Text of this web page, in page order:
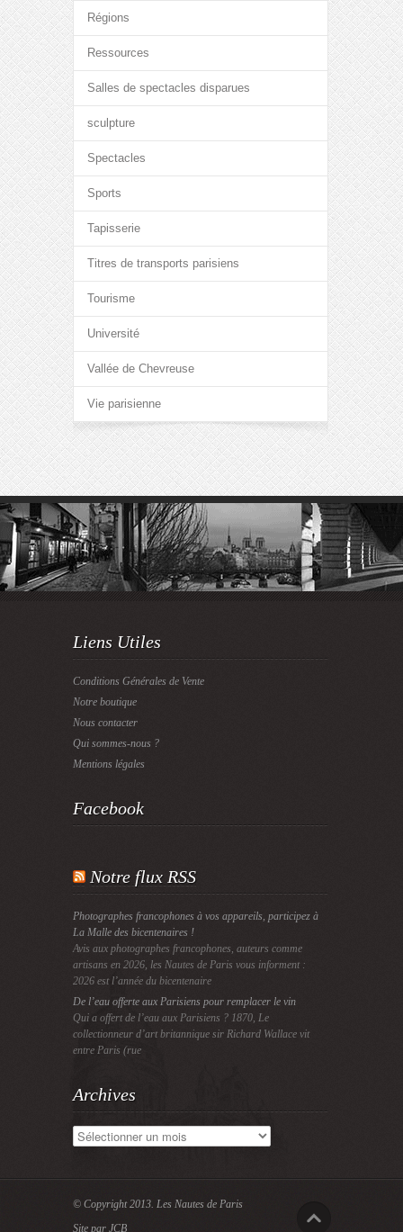
Régions
Ressources
Salles de spectacles disparues
sculpture
Spectacles
Sports
Tapisserie
Titres de transports parisiens
Tourisme
Université
Vallée de Chevreuse
Vie parisienne
Liens Utiles
Conditions Générales de Vente
Notre boutique
Nous contacter
Qui sommes-nous ?
Mentions légales
Facebook
Notre flux RSS
Photographes francophones à vos appareils, participez à
La Malle des bicentenaires !
Avis aux photographes francophones, auteurs comme
artisans en 2026, les Nautes de Paris vous informent :
2026 est l’année du bicentenaire
De l’eau offerte aux Parisiens pour remplacer le vin
Qui a offert de l’eau aux Parisiens ? 1870, Le
collectionneur d’art britannique sir Richard Wallace vit
entre Paris (rue
Archives
Archives
© Copyright 2013. Les Nautes de Paris
Site par JCB